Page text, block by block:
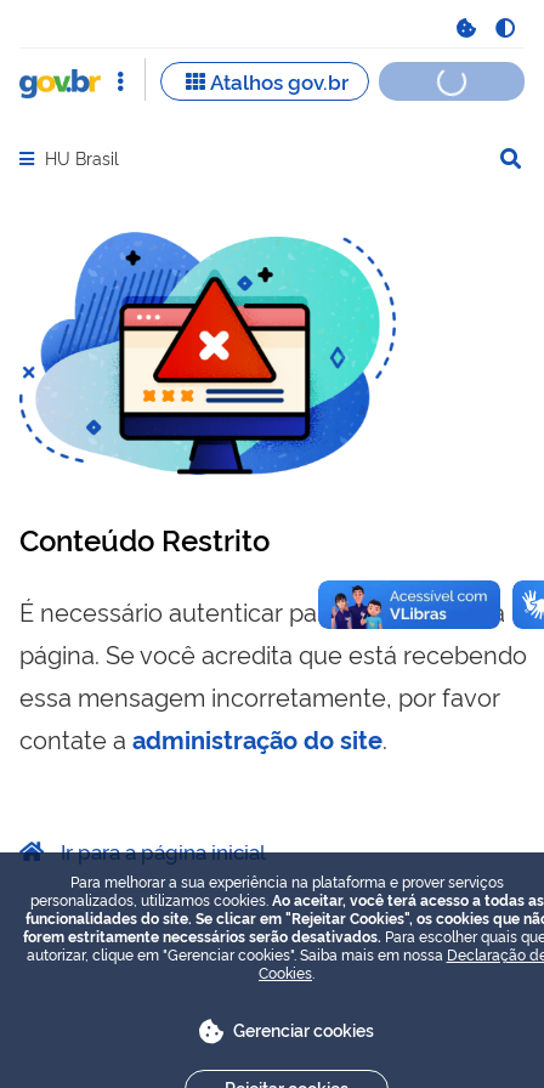
Abrir menu principal de navegação
HU Brasil
Conteúdo Restrito
É necessário autenticar para visualizar essa
página. Se você acredita que está recebendo
essa mensagem incorretamente, por favor
contate a administração do site.
Ir para a página inicial
Para melhorar a sua experiência na plataforma e prover serviços
personalizados, utilizamos cookies. Ao aceitar, você terá acesso a todas as
funcionalidades do site. Se clicar em "Rejeitar Cookies", os cookies que
forem estritamente necessários serão desativados. Para escolher quais
autorizar, clique em "Gerenciar cookies". Saiba mais em nossa Declaração
Cookies
Gerenciar cookies